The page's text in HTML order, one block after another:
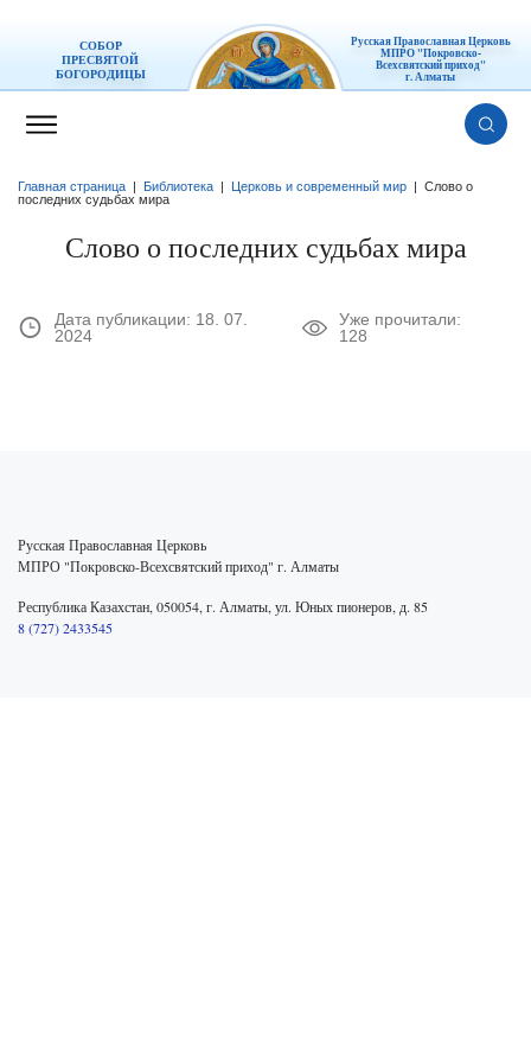
СОБОР
ПРЕСВЯТОЙ
БОГОРОДИЦЫ
Русская Православная Церковь
МПРО "Покровско-
Всехсвятский приход"
г. Алматы
Главная страница Библиотека Церковь и современный мир
Слово о
последних судьбах мира
Слово о последних судьбах мира
Дата публикации: 18. 07.
2024
Уже прочитали:
128
Русская Православная Церковь
МПРО "Покровско-Всехсвятский приход" г. Алматы
Республика Казахстан, 050054, г. Алматы, ул. Юных пионеров, д. 85
8 (727) 2433545